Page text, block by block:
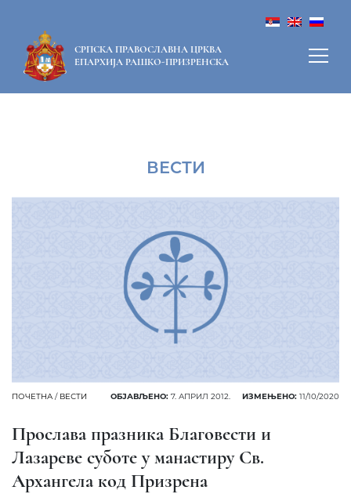
СРПСКА ПРАВОСЛАВНА ЦРКВА
ЕПАРХИЈА РАШКО-ПРИЗРЕНСКА
ВЕСТИ
ПОЧЕТНА / ВЕСТИ ОБЈАВЉЕНО: 7. АПРИЛ 2012. ИЗМЕЊЕНО: 11/10/2020
Прослава празника Благовести и
Лазареве суботе у манастиру Св.
Архангела код Призрена